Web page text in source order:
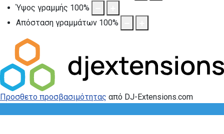
Ύψος γραμμής 100%
Απόσταση γραμμάτων 100%
Προσθετο προσβασιμότητας από DJ-Extensions.com